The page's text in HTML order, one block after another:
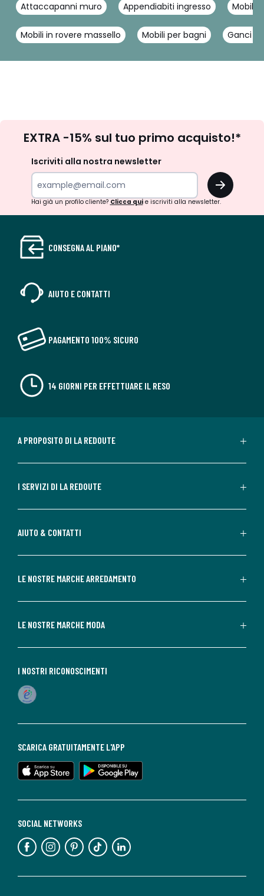
Attaccapanni muro Appendiabiti ingresso Mobile
Mobili in rovere massello Mobili per bagni Ganci
newsletter
EXTRA -15% sul tuo primo acquisto!*
Iscriviti alla nostra newsletter
OK
Hai già un profilo cliente? Clicca quie iscriviti alla newsletter.
CONSEGNA AL PIANO*
AIUTO E CONTATTI
PAGAMENTO 100% SICURO
14 GIORNI PER EFFETTUARE IL RESO
A PROPOSITO DI LA REDOUTE
I SERVIZI DI LA REDOUTE
AIUTO & CONTATTI
LE NOSTRE MARCHE ARREDAMENTO
LE NOSTRE MARCHE MODA
SOCIAL NETWORKS
SCARICA GRATUITAMENTE L'APP
I NOSTRI RICONOSCIMENTI